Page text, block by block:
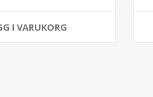
I VARUKORG